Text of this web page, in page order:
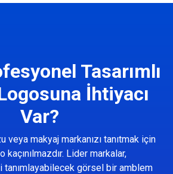
Tasarımlı
İhtiyacı
Var?
veya makyaj markanızı tanıtmak için
Lider markalar,
görsel bir amblem